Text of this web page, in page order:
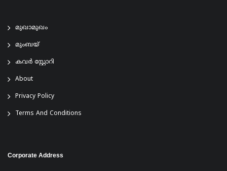
മുഖാമുഖം
മുംബയ്
കവർ സ്റ്റോറി
About
Privacy Policy
Terms And Conditions
Corporate Address